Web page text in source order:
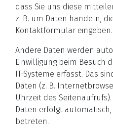
dass Sie uns diese
z. B. um Daten handeln,
Kontaktformular eingeben.
Andere Daten werden
Einwilligung beim Besuch
IT-Systeme erfasst. Das
Daten (z. B.
Uhrzeit des
Daten erfolgt
betreten.